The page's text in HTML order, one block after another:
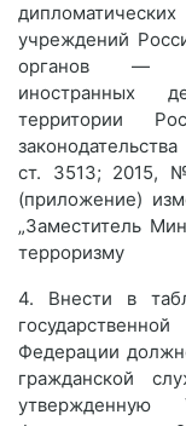
учреждений
органов —
иностранных
территории
ст. 3513; 2015,
(приложение)
„Заместитель
терроризму
4. Внести в
Федерации
гражданской
утвержденную